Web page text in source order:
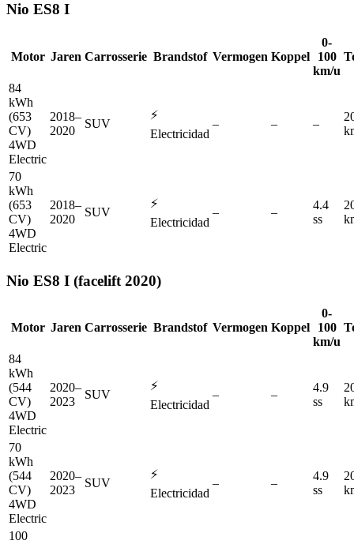
Nio ES8 I
Motor Jaren Carrosserie Brandstof Vermogen Koppel
0-
100
km/u
84
kWh
(653
CV)
4WD
Electric
2018–
2020
SUV
⚡
Electricidad
– – –
70
kWh
(653
CV)
4WD
Electric
2018–
2020
SUV
⚡
Electricidad
– –
4.4
ss
Nio ES8 I (facelift 2020)
Motor Jaren Carrosserie Brandstof Vermogen Koppel
0-
100
km/u
84
kWh
(544
CV)
4WD
Electric
2020–
2023
SUV
⚡
Electricidad
– –
4.9
ss
70
kWh
(544
CV)
4WD
Electric
2020–
2023
SUV
⚡
Electricidad
– –
4.9
ss
100